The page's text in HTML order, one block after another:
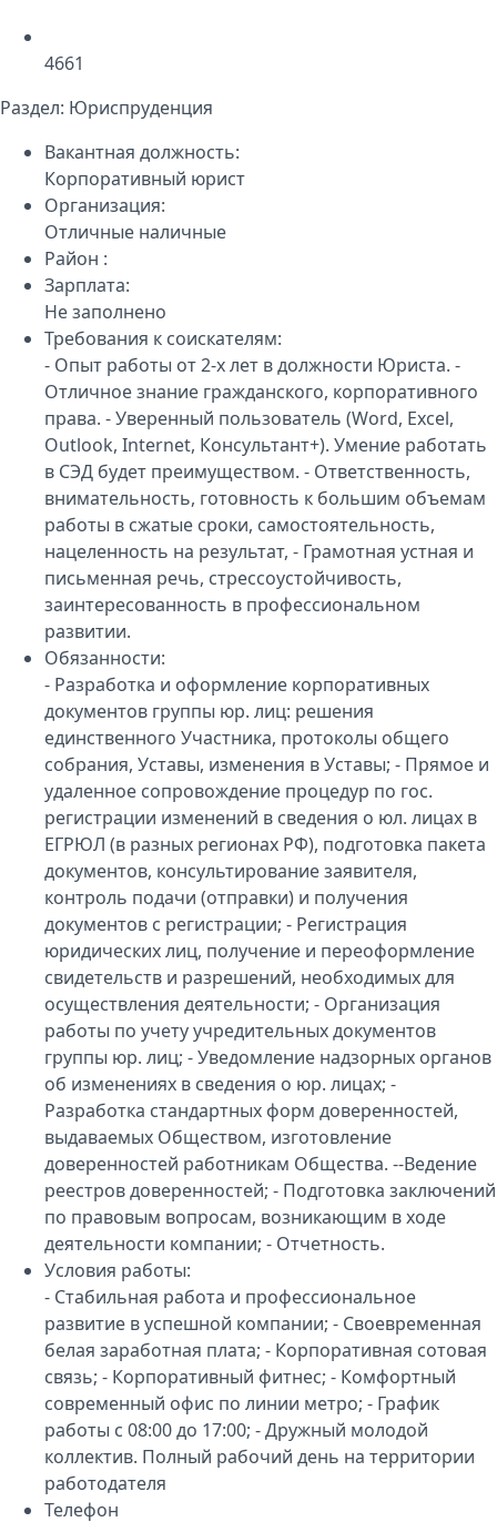
4661
Раздел: Юриспруденция
Вакантная должность:
Корпоративный юрист
Организация:
Отличные наличные
Район :
Зарплата:
Не заполнено
Требования к соискателям:
- Опыт работы от 2-х лет в должности Юриста. -
Отличное знание гражданского, корпоративного
права. - Уверенный пользователь (Word, Excel,
Outlook, Internet, Консультант+). Умение работать
в СЭД будет преимуществом. - Ответственность,
внимательность, готовность к большим объемам
работы в сжатые сроки, самостоятельность,
нацеленность на результат, - Грамотная устная и
письменная речь, стрессоустойчивость,
заинтересованность в профессиональном
развитии.
Обязанности:
- Разработка и оформление корпоративных
документов группы юр. лиц: решения
единственного Участника, протоколы общего
собрания, Уставы, изменения в Уставы; - Прямое и
удаленное сопровождение процедур по гос.
регистрации изменений в сведения о юл. лицах в
ЕГРЮЛ (в разных регионах РФ), подготовка пакета
документов, консультирование заявителя,
контроль подачи (отправки) и получения
документов с регистрации; - Регистрация
юридических лиц, получение и переоформление
свидетельств и разрешений, необходимых для
осуществления деятельности; - Организация
работы по учету учредительных документов
группы юр. лиц; - Уведомление надзорных органов
об изменениях в сведения о юр. лицах; -
Разработка стандартных форм доверенностей,
выдаваемых Обществом, изготовление
доверенностей работникам Общества. --Ведение
реестров доверенностей; - Подготовка заключений
по правовым вопросам, возникающим в ходе
деятельности компании; - Отчетность.
Условия работы:
- Стабильная работа и профессиональное
развитие в успешной компании; - Своевременная
белая заработная плата; - Корпоративная сотовая
связь; - Корпоративный фитнес; - Комфортный
современный офис по линии метро; - График
работы с 08:00 до 17:00; - Дружный молодой
коллектив. Полный рабочий день на территории
работодателя
Телефон